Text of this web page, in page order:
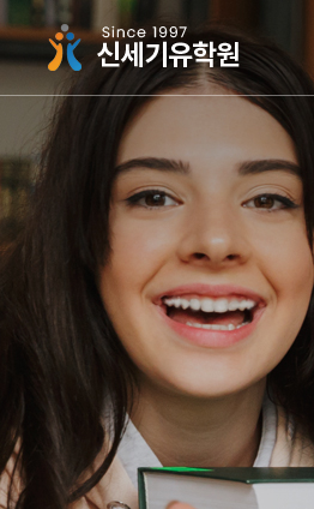
주메뉴 바로가기
컨텐츠 바로가기
싱가폴하면 신세기유학원
조기유학가이드